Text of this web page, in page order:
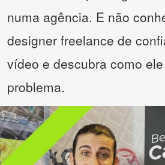
numa agência. E não
designer freelance de
vídeo e descubra como
problema.